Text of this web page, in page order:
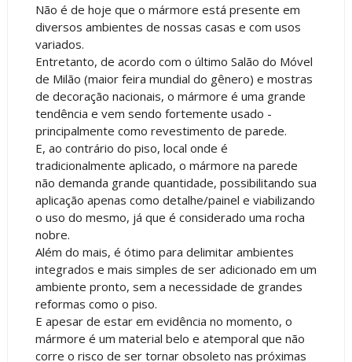
Não é de hoje que o mármore está presente em
diversos ambientes de nossas casas e com usos
variados.
Entretanto, de acordo com o último Salão do Móvel
de Milão (maior feira mundial do gênero) e mostras
de decoração nacionais, o mármore é uma grande
tendência e vem sendo fortemente usado -
principalmente como revestimento de parede.
E, ao contrário do piso, local onde é
tradicionalmente aplicado, o mármore na parede
não demanda grande quantidade, possibilitando sua
aplicação apenas como detalhe/painel e viabilizando
o uso do mesmo, já que é considerado uma rocha
nobre.
Além do mais, é ótimo para delimitar ambientes
integrados e mais simples de ser adicionado em um
ambiente pronto, sem a necessidade de grandes
reformas como o piso.
E apesar de estar em evidência no momento, o
mármore é um material belo e atemporal que não
corre o risco de ser tornar obsoleto nas próximas